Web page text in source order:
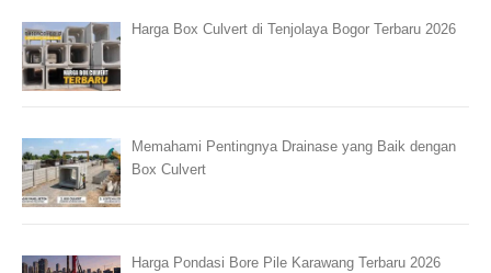
Harga Box Culvert di Tenjolaya Bogor Terbaru 2026
Memahami Pentingnya Drainase yang Baik dengan
Box Culvert
Harga Pondasi Bore Pile Karawang Terbaru 2026